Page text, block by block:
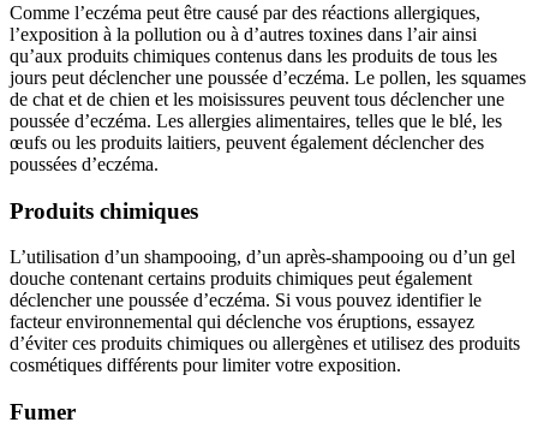
Comme l’eczéma peut être causé par des réactions allergiques,
l’exposition à la pollution ou à d’autres toxines dans l’air ainsi
qu’aux produits chimiques contenus dans les produits de tous les
jours peut déclencher une poussée d’eczéma. Le pollen, les squames
de chat et de chien et les moisissures peuvent tous déclencher une
poussée d’eczéma. Les allergies alimentaires, telles que le blé, les
œufs ou les produits laitiers, peuvent également déclencher des
poussées d’eczéma.
Produits chimiques
L’utilisation d’un shampooing, d’un après-shampooing ou d’un gel
douche contenant certains produits chimiques peut également
déclencher une poussée d’eczéma. Si vous pouvez identifier le
facteur environnemental qui déclenche vos éruptions, essayez
d’éviter ces produits chimiques ou allergènes et utilisez des produits
cosmétiques différents pour limiter votre exposition.
Fumer